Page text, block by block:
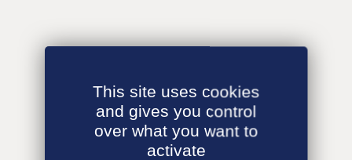
This site uses cookies
and gives you control
over what you want to
activate